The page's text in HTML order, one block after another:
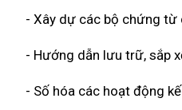
- Xây dự các bộ chứng từ
- Hướng dẫn lưu trữ, sắp
- Số hóa các hoạt động